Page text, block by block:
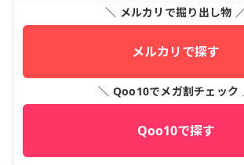
＼ メルカリで掘り出し物
メルカリで探す
＼ Qoo10でメガ割チェック
Qoo10で探す